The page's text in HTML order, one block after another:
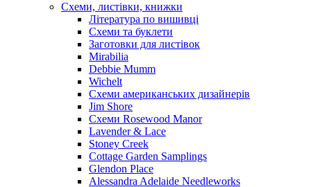
Схеми, листівки, книжки
Література по вишивці
Схеми та буклети
Заготовки для листівок
Mirabilia
Debbie Mumm
Wichelt
Схеми американських дизайнерів
Jim Shore
Cхеми Rosewood Manor
Lavender & Lace
Stoney Creek
Cottage Garden Samplings
Glendon Place
Alessandra Adelaide Needleworks